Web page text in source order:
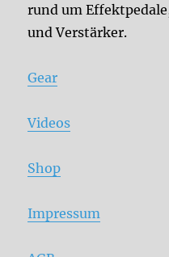
rund um
und Verstärker.
Gear
Videos
Shop
Impressum